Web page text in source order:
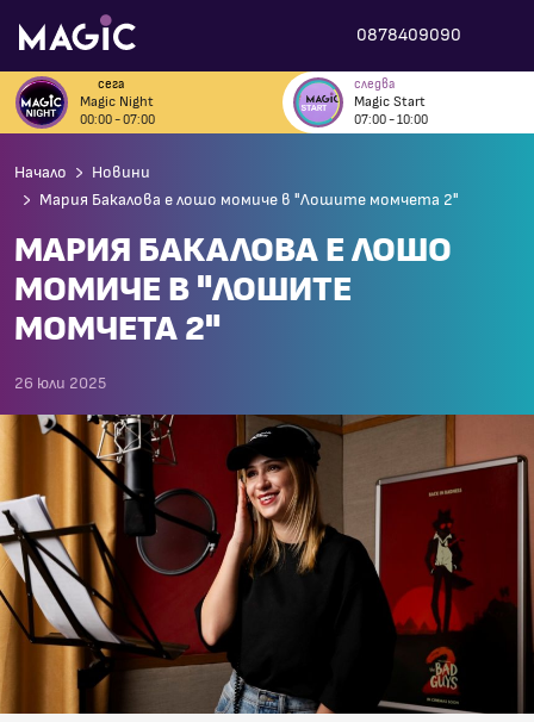
0878409090
сега
Magic Night
00:00 - 07:00
следва
Magic Start
07:00 - 10:00
Начало
Новини
Мария Бакалова е лошо момиче в "Лошите момчета 2"
МАРИЯ БАКАЛОВА Е ЛОШО
МОМИЧЕ В "ЛОШИТЕ
МОМЧЕТА 2"
26 юли 2025